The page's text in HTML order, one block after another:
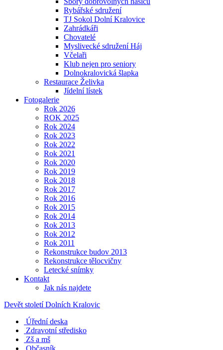
Rybářské sdružení
TJ Sokol Dolní Kralovice
Zahrádkáři
Chovatelé
Myslivecké sdružení Háj
Včelaři
Klub nejen pro seniory
Dolnokralovická šlapka
Restaurace Želivka
Jídelní lístek
Fotogalerie
Rok 2026
ROK 2025
Rok 2024
Rok 2023
Rok 2022
Rok 2021
Rok 2020
Rok 2019
Rok 2018
Rok 2017
Rok 2016
Rok 2015
Rok 2014
Rok 2013
Rok 2012
Rok 2011
Rekonstrukce budov 2013
Rekonstrukce tělocvičny
Letecké snímky
Kontakt
Jak nás najdete
Devět století Dolních Kralovic
Úřední deska
Zdravotní středisko
Zš a mš
Občasník